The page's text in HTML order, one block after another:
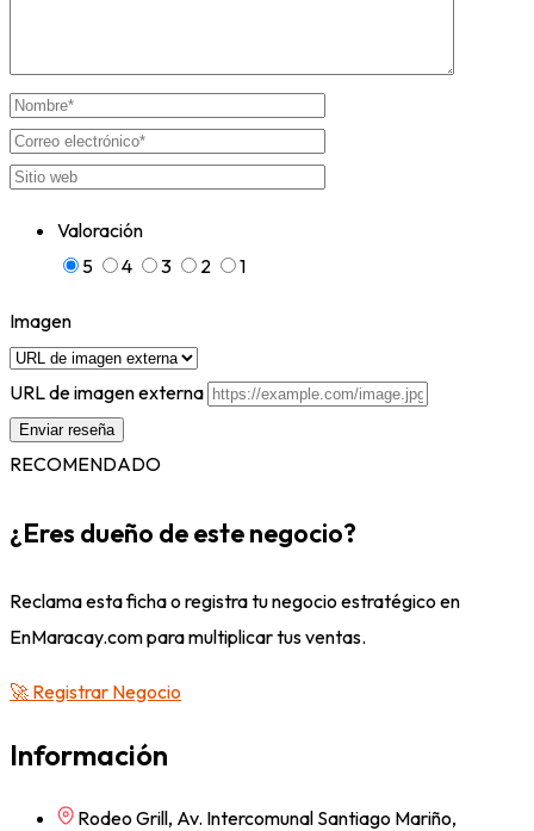
Valoración
5
4 3 2 1
Imagen
URL de imagen externa
RECOMENDADO
¿Eres dueño de este negocio?
Reclama esta ficha o registra tu negocio estratégico en
EnMaracay.com para multiplicar tus ventas.
🚀 Registrar Negocio
Información
Rodeo Grill, Av. Intercomunal Santiago Mariño,